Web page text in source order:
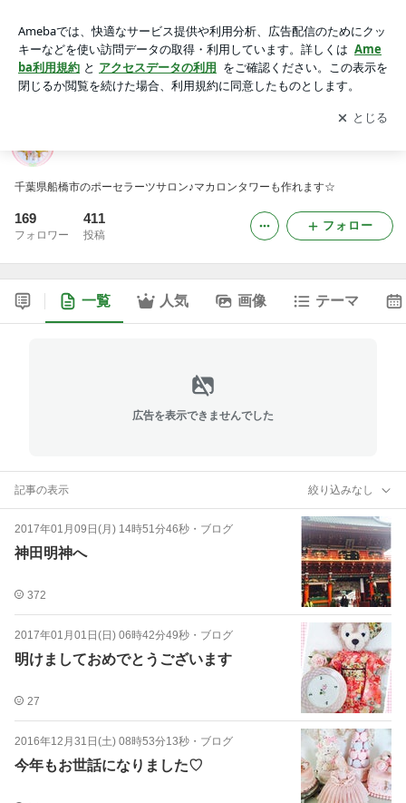
アプリをダウンロードして ブログの更新通知
を受け取りまし
ょう。
開く
千葉県船橋市のポーセラーツサロン♪マカロンタワーも作れます☆
169
フォロワー
411
投稿
フォロー
一覧 人気 画像 テーマ
広告を表示できませんでした
記事の表示 絞り込みなし
2017年01月09日(月) 14時51分46秒 ・ ブログ
神田明神へ
372
2017年01月01日(日) 06時42分49秒 ・ ブログ
明けましておめでとうございます
27
2016年12月31日(土) 08時53分13秒 ・ ブログ
今年もお世話になりました♡